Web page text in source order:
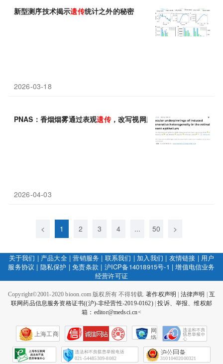
新型测序技术揭示遗传统计之外的秘密
2026-03-18
PNAS：香烟烟雾通过表观遗传，改写视网膜细胞命运，加速
2026-04-03
< 1 2 3 4 ... 50 >
关于我们 | 产品大全|营销服务 | 联系我们 | 加入我们 | 友情链接 | 用户
服务协议 | 隐私保护 |免责条款 | 沪ICP备14018915号-1 |增值电信业务
经营许可证
Copyright©2001-2020 bioon.com 版权所有 不得转载.著作权声明 法律声明
互
联网药品信息服务资格证书((沪)-非经营性-2019-0162)|投诉、举报、维权邮
箱：editor@medsci.cn<
上海工商
网
络
会
征
021-54485309-8082 31010402000321